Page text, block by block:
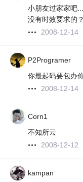
小朋友过家家吧...
没有时效要求的
2008-12-14
P2Programer
你最起码要包办
2008-12-14
Corn1
不知所云
2008-12-12
kampan